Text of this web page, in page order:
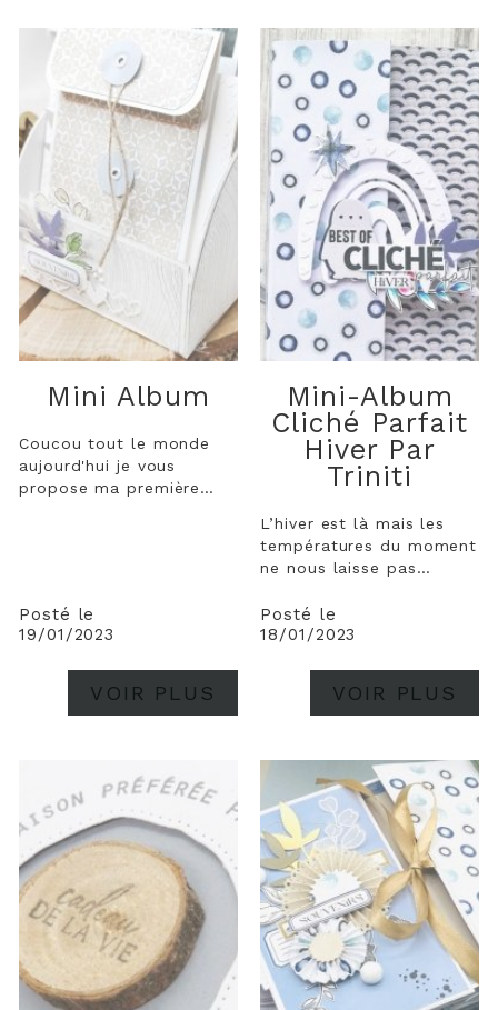
Mini Album
Coucou tout le monde
aujourd'hui je vous
propose ma première
est très simple à réaliser
et ne possède pas de
Posté le
19/01/2023
VOIR PLUS
Mini-Album
Cliché Parfait
Hiver Par
Triniti
L’hiver est là mais les
températures du moment
ne nous laisse pas
en hiver (enfin, c’était
comme ça jusqu’à la
hivernale m’a donné
Posté le
18/01/2023
VOIR PLUS